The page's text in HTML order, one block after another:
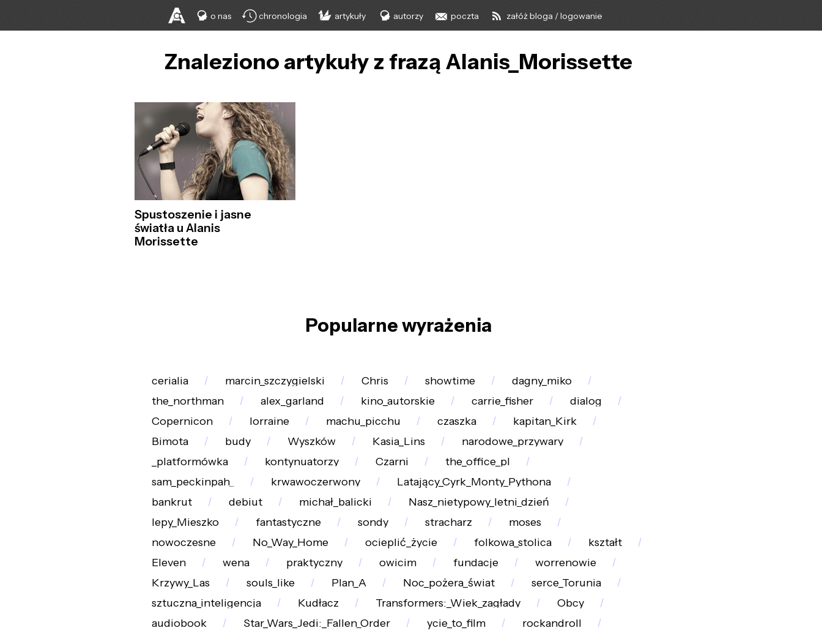
o nas chronologia artykuły autorzy poczta załóż bloga / logowanie
Znaleziono artykuły z frazą Alanis_Morissette
Spustoszenie i jasne
światła u Alanis
Morissette
Popularne wyrażenia
cerialia marcin_szczygielski Chris showtime
dagny_miko
the_northman
alex_garland kino_autorskie carrie_fisher
dialog
Copernicon
lorraine machu_picchu czaszka
kapitan_Kirk
Bimota
budy Wyszków Kasia_Lins
narodowe_przywary
_platformówka
kontynuatorzy Czarni
the_office_pl
sam_peckinpah_
krwawoczerwony
Latający_Cyrk_Monty_Pythona
bankrut
debiut michał_balicki
Nasz_nietypowy_letni_dzień
lepy_Mieszko
fantastyczne sondy stracharz
moses
nowoczesne
No_Way_Home ocieplić_życie folkowa_stolica
kształt
Eleven
wena praktyczny owicim fundacje
worrenowie
Krzywy_Las
souls_like Plan_A Noc_pożera_świat
serce_Torunia
sztuczna_inteligencja
Kudłacz Transformers:_Wiek_zagłady
Obcy
audiobook
Star_Wars_Jedi:_Fallen_Order ycie_to_film
rockandroll